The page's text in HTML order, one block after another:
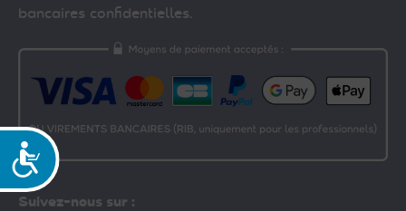
Accessibilité
bancaires confidentielles.
Suivez-nous sur :